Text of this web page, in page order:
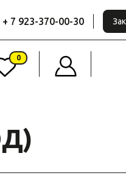
+ 7 923-370-00-30
0